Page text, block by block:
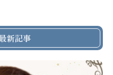
新記事